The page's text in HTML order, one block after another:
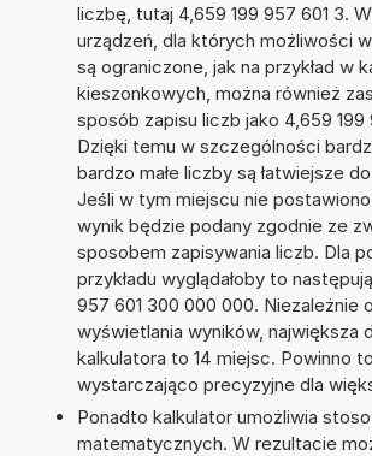
liczbę, tutaj 4,659 199 957 601 3.
urządzeń, dla których możliwości
są ograniczone, jak na przykład w
kieszonkowych, można również
sposób zapisu liczb jako 4,659 199
Dzięki temu w szczególności
bardzo małe liczby są łatwiejsze
Jeśli w tym miejscu nie postawiono
wynik będzie podany zgodnie ze
sposobem zapisywania liczb. Dla
przykładu wyglądałoby to
957 601 300 000 000. Niezależnie
wyświetlania wyników, największa
kalkulatora to 14 miejsc. Powinno
wystarczająco precyzyjne dla
Ponadto kalkulator umożliwia
matematycznych. W rezultacie